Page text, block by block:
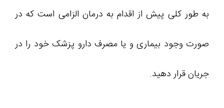
به طور کلی پیش از اقدام به درمان الزامی است که در
صورت وجود بیماری و یا مصرف دارو پزشک خود را در
جریان قرار دهید.